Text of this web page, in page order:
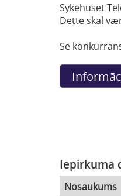
Sykehuset
Dette skal
Se
Iepirkuma
Nosaukums